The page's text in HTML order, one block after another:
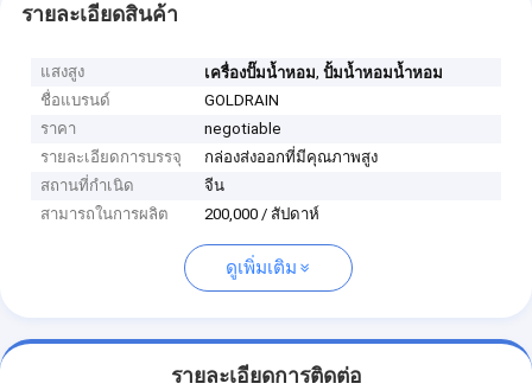
รายละเอียดสินค้า
แสงสูง เครื่องปั๊มน้ำหอม,ปั้มน้ำหอมน้ำหอม
ชื่อแบรนด์
GOLDRAIN
ราคา
negotiable
รายละเอียดการบรรจุ
กล่องส่งออกที่มีคุณภาพสูง
สถานที่กำเนิด
จีน
สามารถในการผลิต
200,000 / สัปดาห์
ดูเพิ่มเติม
รายละเอียดการติดต่อ